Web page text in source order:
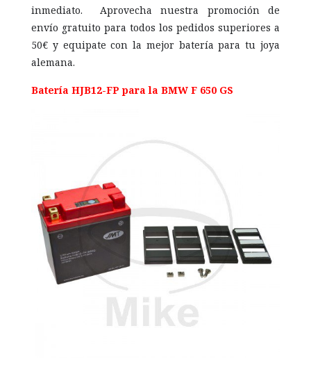
inmediato. Aprovecha nuestra promoción de
envío gratuito para todos los pedidos superiores a
50€ y equipate con la mejor batería para tu joya
alemana.
Batería HJB12-FP para la BMW F 650 GS